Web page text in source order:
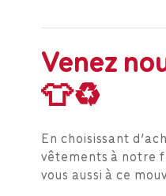
Venez
👕♻️
En choisissant
vêtements à notre
vous aussi à ce